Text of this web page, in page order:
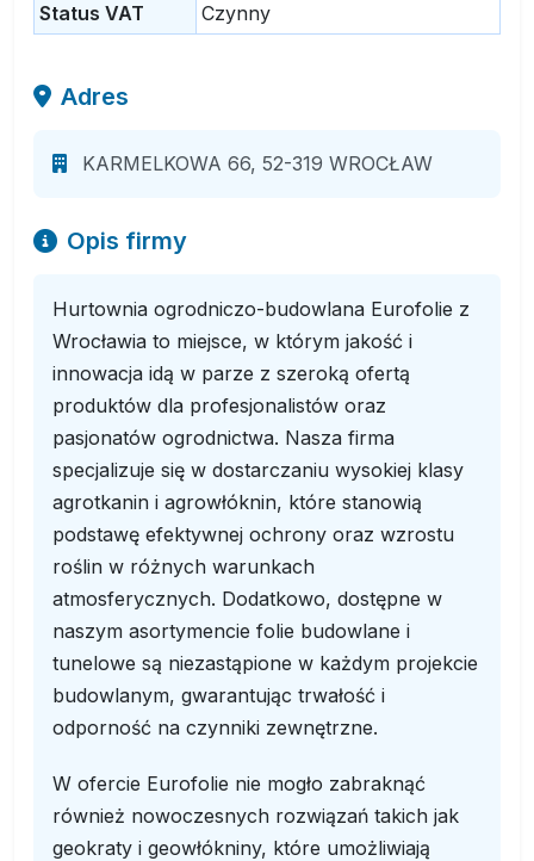
Status VAT Czynny
Adres
KARMELKOWA 66, 52-319 WROCŁAW
Opis firmy
Hurtownia ogrodniczo-budowlana Eurofolie z
Wrocławia to miejsce, w którym jakość i
innowacja idą w parze z szeroką ofertą
produktów dla profesjonalistów oraz
pasjonatów ogrodnictwa. Nasza firma
specjalizuje się w dostarczaniu wysokiej klasy
agrotkanin i agrowłóknin, które stanowią
podstawę efektywnej ochrony oraz wzrostu
roślin w różnych warunkach
atmosferycznych. Dodatkowo, dostępne w
naszym asortymencie folie budowlane i
tunelowe są niezastąpione w każdym projekcie
budowlanym, gwarantując trwałość i
odporność na czynniki zewnętrzne.
W ofercie Eurofolie nie mogło zabraknąć
również nowoczesnych rozwiązań takich jak
geokraty i geowłókniny, które umożliwiają